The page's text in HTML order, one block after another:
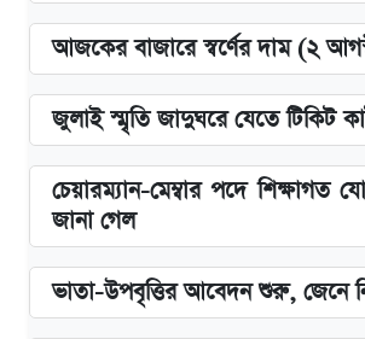
আজকের বাজারে স্বর্ণের দাম (২
জুলাই স্মৃতি জাদুঘরে যেতে টিকিট
চেয়ারম্যান-মেম্বার পদে শিক্ষাগত
জানা গেল
ভাতা-উপবৃত্তির আবেদন শুরু, জেনে